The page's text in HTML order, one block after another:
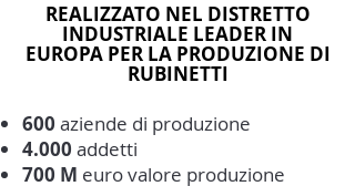
REALIZZATO NEL DISTRETTO
INDUSTRIALE LEADER IN
EUROPA PER LA PRODUZIONE DI
RUBINETTI
600 aziende di produzione
4.000 addetti
700 M euro valore produzione